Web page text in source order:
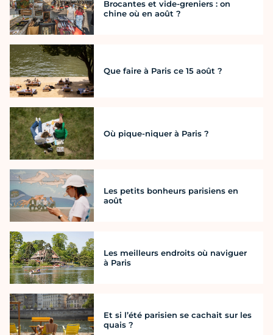
Brocantes et vide-greniers : on
chine où en août ?
Que faire à Paris ce 15 août ?
Où pique-niquer à Paris ?
Les petits bonheurs parisiens en
août
Les meilleurs endroits où naviguer
à Paris
Et si l’été parisien se cachait sur les
quais ?